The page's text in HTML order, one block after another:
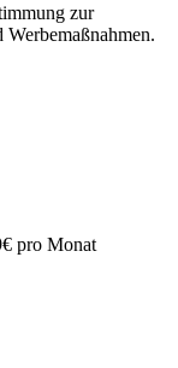
zur
pro Monat